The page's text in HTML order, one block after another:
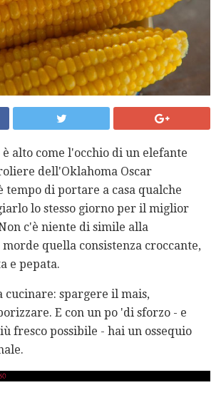
alto come l'occhio di un elefante
dell'Oklahoma Oscar
tempo di portare a casa qualche
lo stesso giorno per il miglior
c'è niente di simile alla
quella consistenza croccante,
e pepata.
cucinare: spargere il mais,
E con un po 'di sforzo - e
fresco possibile - hai un ossequio